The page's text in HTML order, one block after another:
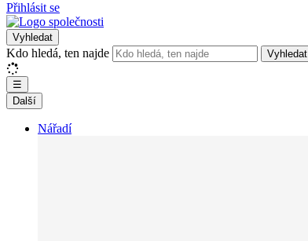
Přihlásit se
Vyhledat
Kdo hledá, ten najde Vyhledat
☰
Další
Nářadí